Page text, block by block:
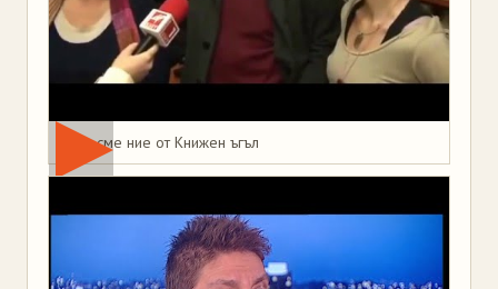
Това сме ние от Книжен ъгъл